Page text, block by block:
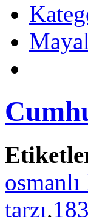
tarzı,